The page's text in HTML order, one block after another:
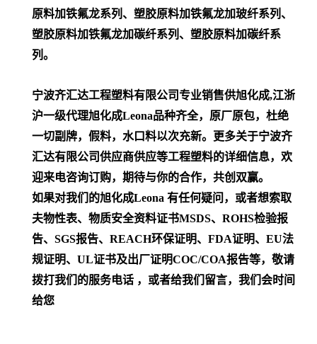
原料加铁氟龙系列、塑胶原料加铁氟龙加玻纤系列、
塑胶原料加铁氟龙加碳纤系列、塑胶原料加碳纤系
列。
宁波齐汇达工程塑料有限公司专业销售供旭化成,江浙
沪一级代理旭化成Leona品种齐全，原厂原包，杜绝
一切副牌，假料，水口料以次充新。更多关于宁波齐
汇达有限公司供应商供应等工程塑料的详细信息，欢
迎来电咨询订购，期待与你的合作，共创双赢。
如果对我们的旭化成Leona 有任何疑问，或者想索取
夫物性表、物质安全资料证书MSDS、ROHS检验报
告、SGS报告、REACH环保证明、FDA证明、EU法
规证明、UL证书及出厂证明COC/COA报告等，敬请
拨打我们的服务电话 ，或者给我们留言，我们会时间
给您